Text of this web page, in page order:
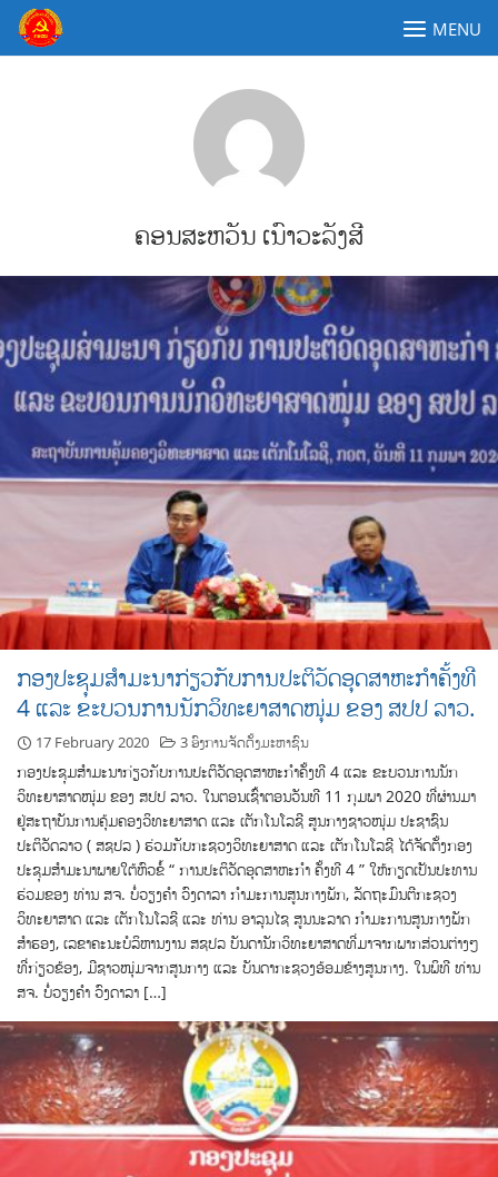
Skip
MENU
ຄອນສະຫວັນ ເນົາວະລັງສີ
ກອງປະຊຸມສຳມະນາກ່ຽວກັບການປະຕິວັດອຸດສາຫະກຳຄັ້ງທີ
4 ແລະ ຂະບວນການນັກວິທະຍາສາດໜຸ່ມ ຂອງ ສປປ ລາວ.
17 February 2020 3 ອົງການຈັດຕັ້ງມະຫາຊົນ
ກອງປະຊຸມສຳມະນາກ່ຽວກັບການປະຕິວັດອຸດສາຫະກຳຄັ້ງທີ 4 ແລະ ຂະບວນການນັກ
ວິທະຍາສາດໜຸ່ມ ຂອງ ສປປ ລາວ. ໃນຕອນເຊົ້າຕອນວັນທີ 11 ກຸມພາ 2020 ທີ່ຜ່ານມາ
ຢູ່ສະຖາບັນການຄຸ້ມຄອງວິທະຍາສາດ ແລະ ເຕັກໂນໂລຊີ ສູນກາງຊາວໜຸ່ມ ປະຊາຊົນ
ປະຕິວັດລາວ ( ສຊປລ ) ຮ່ວມກັບກະຊວງວິທະຍາສາດ ແລະ ເຕັກໂນໂລຊີ ໄດ້ຈັດຕັ້ງກອງ
ປະຊຸມສຳມະນາພາຍໃຕ້ຫົວຂໍ້ “ ການປະຕິວັດອຸດສາຫະກຳ ຄັ້ງທີ 4 ” ໃຫ້ກຽດເປັນປະທານ
ຮ່ວມຂອງ ທ່ານ ສຈ. ບໍ່ວຽງຄຳ ວົງດາລາ ກຳມະການສູນກາງພັກ, ລັດຖະມົນຕີກະຊວງ
ວິທະຍາສາດ ແລະ ເຕັກໂນໂລຊີ ແລະ ທ່ານ ອາລຸນໄຊ ສູນນະລາດ ກຳມະການສູນກາງພັກ
ສຳຮອງ, ເລຂາຄະນະບໍລິຫານງານ ສຊປລ ບັນດານັກວິທະຍາສາດທີ່ມາຈາກພາກສ່ວນຕ່າງໆ
ທີ່ກ່ຽວຂ້ອງ, ມີຊາວໜຸ່ມຈາກສູນກາງ ແລະ ບັນດາກະຊວງອ້ອມຂ້າງສູນກາງ. ໃນພິທີ ທ່ານ
ສຈ. ບໍ່ວຽງຄຳ ວົງດາລາ […]